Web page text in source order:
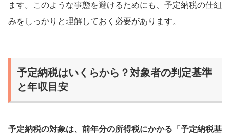
ます。このような事態を避けるためにも、予定納税の仕組
みをしっかりと理解しておく必要があります。
予定納税はいくらから？対象者の判定基準
と年収目安
予定納税の対象は、前年分の所得税にかかる「予定納税基